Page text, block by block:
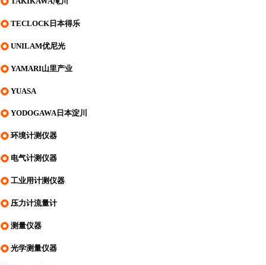
TECLOCK日本得乐
UNILAM优尼光
YAMARI山里产业
YUASA
YODOGAWA日本淀川
环境计测仪器
电气计测仪器
工业用计测仪器
压力计流量计
测量仪器
光学测量仪器